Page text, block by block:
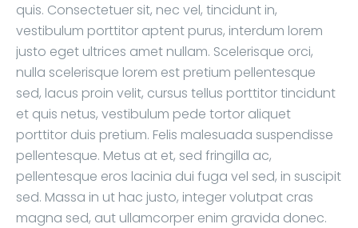
quis. Consectetuer sit, nec vel, tincidunt in,
vestibulum porttitor aptent purus, interdum lorem
justo eget ultrices amet nullam. Scelerisque orci,
nulla scelerisque lorem est pretium pellentesque
sed, lacus proin velit, cursus tellus porttitor tincidunt
et quis netus, vestibulum pede tortor aliquet
porttitor duis pretium. Felis malesuada suspendisse
pellentesque. Metus at et, sed fringilla ac,
pellentesque eros lacinia dui fuga vel sed, in suscipit
sed. Massa in ut hac justo, integer volutpat cras
magna sed, aut ullamcorper enim gravida donec.